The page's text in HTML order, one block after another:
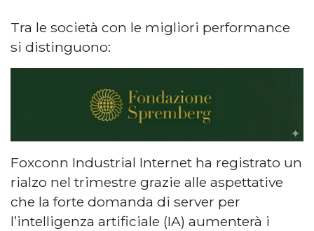
Tra le società con le migliori performance
si distinguono:
Foxconn Industrial Internet ha registrato un
rialzo nel trimestre grazie alle aspettative
che la forte domanda di server per
l’intelligenza artificiale (IA) aumenterà i